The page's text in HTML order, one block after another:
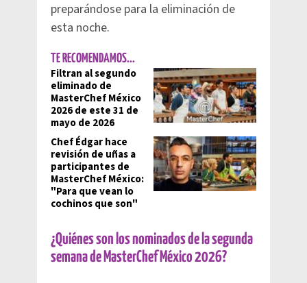
preparándose para la eliminación de
esta noche.
TE RECOMENDAMOS...
Filtran al segundo
eliminado de
MasterChef México
2026 de este 31 de
mayo de 2026
Chef Édgar hace
revisión de uñas a
participantes de
MasterChef México:
"Para que vean lo
cochinos que son"
¿Quiénes son los nominados de la segunda
semana de MasterChef México 2026?